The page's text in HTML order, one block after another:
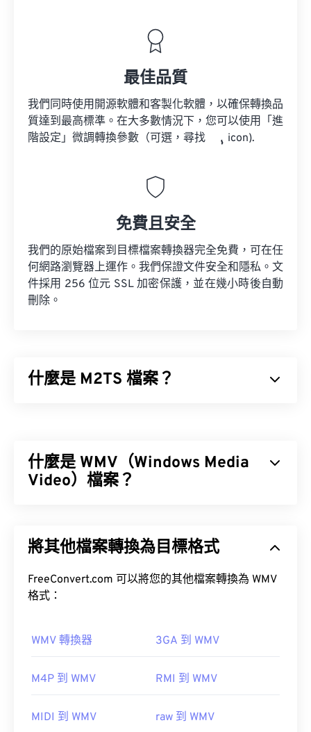
最佳品質
我們同時使用開源軟體和客製化軟體，以確保轉換品
質達到最高標準。在大多數情況下，您可以使用「進
階設定」微調轉換參數（可選，尋找
icon).
免費且安全
我們的原始檔案到目標檔案轉換器完全免費，可在任
何網路瀏覽器上運作。我們保證文件安全和隱私。文
件採用 256 位元 SSL 加密保護，並在幾小時後自動
刪除。
什麼是 M2TS 檔案？
內容，供消費者使用。它也支援透過網路進行串流媒
體播放。
有多種方法可以開啟 M2TS 檔案。在 Windows 系統
中，可以使用 VLC 媒體播放器或Picture Motion
Browser 軟體。
什麼是 WMV（Windows Media
Video）檔案？
產生易於管理且能保持視訊品質的檔案。 WMV 檔案
格式中。
如何開啟 WMV 檔案？
ASF）檔案。
將其他檔案轉換為目標格式
FreeConvert.com 可以將您的其他檔案轉換為 WMV
格式：
WMV 轉換器 3GA 到 WMV
M4P 到 WMV RMI 到 WMV
MIDI 到 WMV raw 到 WMV